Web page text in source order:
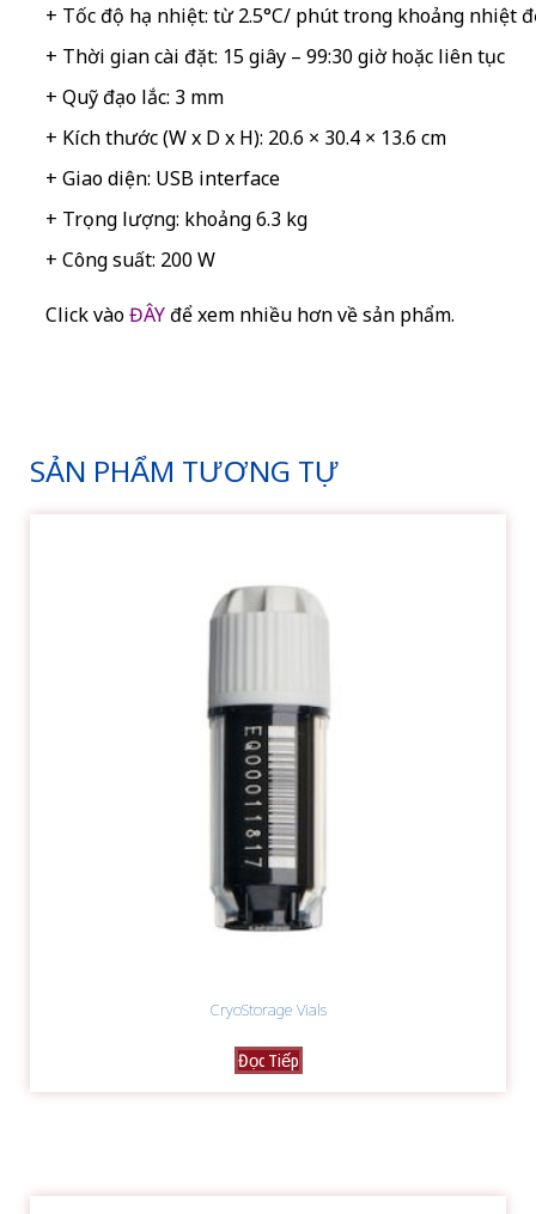
+ Tốc độ hạ nhiệt: từ 2.5°C/ phút trong khoảng nhiệt
+ Thời gian cài đặt: 15 giây – 99:30 giờ hoặc liên tục
+ Quỹ đạo lắc: 3 mm
+ Kích thước (W x D x H): 20.6 × 30.4 × 13.6 cm
+ Giao diện: USB interface
+ Trọng lượng: khoảng 6.3 kg
+ Công suất: 200 W
Click vàoĐÂYđể xem nhiều hơn về sản phẩm.
SẢN PHẨM TƯƠNG TỰ
CryoStorage Vials
Đọc Tiếp